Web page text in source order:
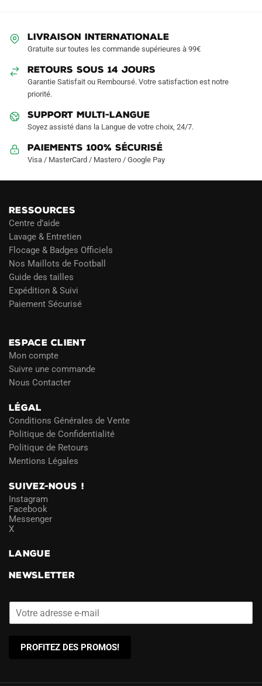
choisies
la
page
produit
page
LIVRAISON INTERNATIONALE
Gratuite sur toutes les commande supérieures à 99€
RETOURS SOUS 14 JOURS
Garantie Satisfait ou Remboursé. Votre satisfaction est notre
priorité.
SUPPORT MULTI-LANGUE
Soyez assisté dans la Langue de votre choix, 24/7.
Paiements 100% Sécurisé
Visa / MasterCard / Mastero / Google Pay
RESSOURCES
Centre d’aide
Lavage & Entretien
Flocage & Badges Officiels
Nos Maillots de Football
Guide des tailles
Expédition & Suivi
Paiement Sécurisé
ESPACE CLIENT
Mon compte
Suivre une commande
Nous Contacter
LÉGAL
Conditions Générales de Vente
Politique de Confidentialité
Politique de Retours
Mentions Légales
SUIVEZ-NOUS !
Instagram
Facebook
Messenger
X
LANGUE
NEWSLETTER
PROFITEZ DES PROMOS!